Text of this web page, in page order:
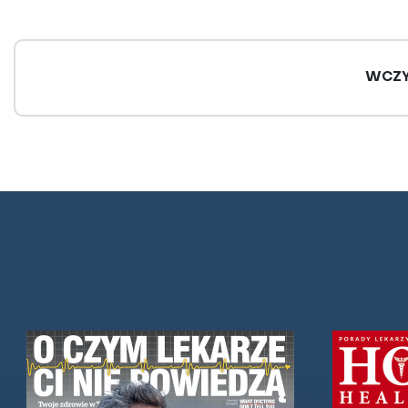
bakterie z rodzaju Borrelia, przede
wszystkim...
być
dirofilarioza.
owadów, które